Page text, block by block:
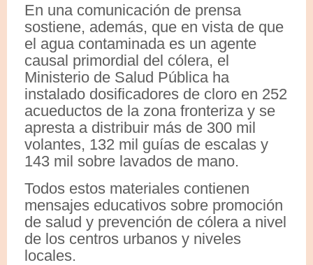
En una comunicación de prensa
sostiene, además, que en vista de que
el agua contaminada es un agente
causal primordial del cólera, el
Ministerio de Salud Pública ha
instalado dosificadores de cloro en 252
acueductos de la zona fronteriza y se
apresta a distribuir más de 300 mil
volantes, 132 mil guías de escalas y
143 mil sobre lavados de mano.
Todos estos materiales contienen
mensajes educativos sobre promoción
de salud y prevención de cólera a nivel
de los centros urbanos y niveles
locales.